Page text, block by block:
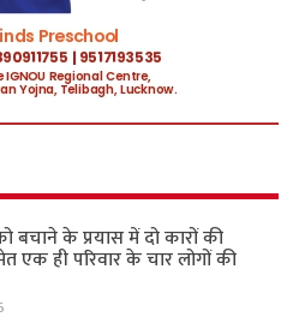
बचाने के प्रयास में दो कारों की
एक ही परिवार के चार लोगों की